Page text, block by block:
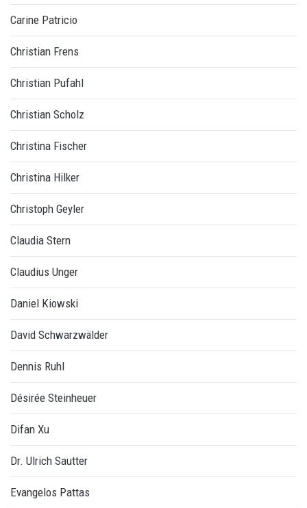
Carine Patricio
Christian Frens
Christian Pufahl
Christian Scholz
Christina Fischer
Christina Hilker
Christoph Geyler
Claudia Stern
Claudius Unger
Daniel Kiowski
David Schwarzwälder
Dennis Ruhl
Désirée Steinheuer
Difan Xu
Dr. Ulrich Sautter
Evangelos Pattas